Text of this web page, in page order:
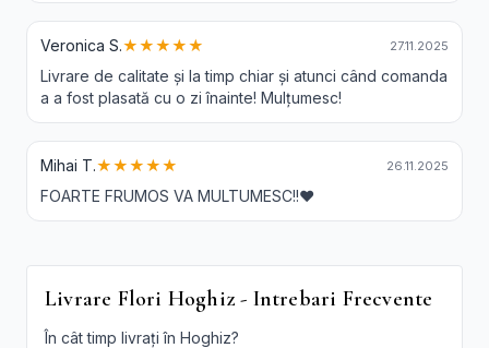
Veronica S.★★★★★ 27.11.2025
Livrare de calitate și la timp chiar și atunci când comanda
a a fost plasată cu o zi înainte! Mulțumesc!
Mihai T.★★★★★ 26.11.2025
FOARTE FRUMOS VA MULTUMESC!!❤️
Livrare Flori Hoghiz - Intrebari Frecvente
În cât timp livrați în Hoghiz?